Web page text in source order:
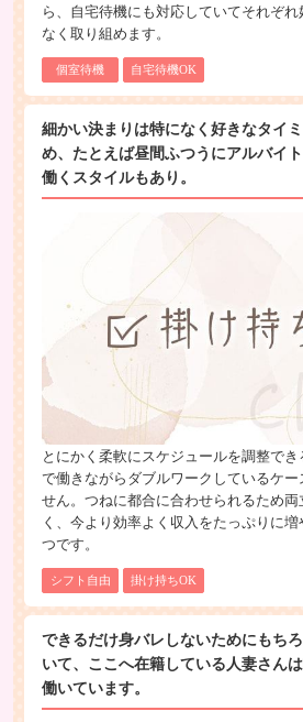
ら、自宅待機にも対応していてそれぞ
なく取り組めます。
個室待機 自宅待機OK
細かい決まりは特になく好きなタイ
め、たとえば昼間ふつうにアルバイ
働くスタイルもあり。
とにかく柔軟にスケジュールを調整で
で働きながらダブルワークしているケー
せん。つねに都合に合わせられるため
く、今より効率よく収入をたっぷりに
つです。
シフト自由 掛け持ちOK
できるだけ身バレしないためにもち
いて、ここへ在籍している人妻さん
働いています。